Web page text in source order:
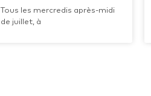
Tous les mercredis après-midi
de juillet, à